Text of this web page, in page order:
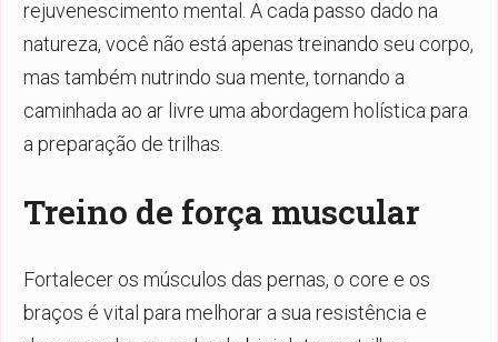
rejuvenescimento mental. A cada passo dado na
natureza, você não está apenas treinando seu corpo,
mas também nutrindo sua mente, tornando a
caminhada ao ar livre uma abordagem holística para
a preparação de trilhas.
Treino de força muscular
Fortalecer os músculos das pernas, o core e os
braços é vital para melhorar a sua resistência e